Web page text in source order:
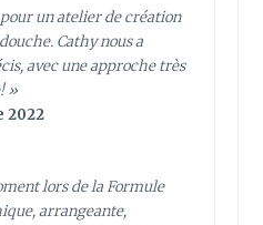
un atelier de création
Cathy nous a
avec une approche très
»
2022
lors de la Formule
arrangeante,